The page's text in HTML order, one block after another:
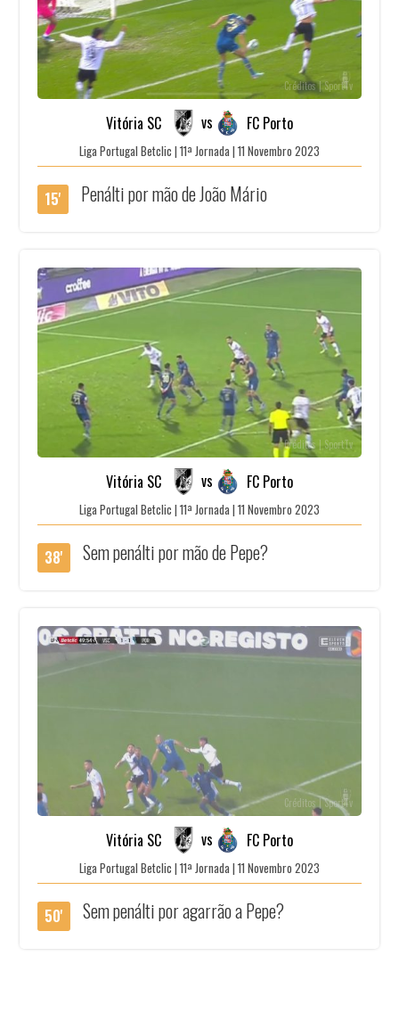
Créditos | SportTv
Vitória SC vs FC Porto
Liga Portugal Betclic | 11ª Jornada | 11 Novembro 2023
15' Penálti por mão de João Mário
Créditos | SportTv
Vitória SC vs FC Porto
Liga Portugal Betclic | 11ª Jornada | 11 Novembro 2023
38' Sem penálti por mão de Pepe?
Créditos | SportTv
Vitória SC vs FC Porto
Liga Portugal Betclic | 11ª Jornada | 11 Novembro 2023
50' Sem penálti por agarrão a Pepe?